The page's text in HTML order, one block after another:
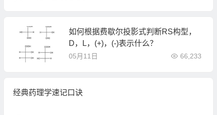
如何根据费歇尔投影式判断RS构型，
D，L，(+)，(-)表示什么？
05月11日 66,233
经典药理学速记口诀